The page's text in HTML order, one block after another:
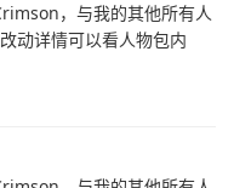
，与我的其他所有人
动详情可以看人物包内